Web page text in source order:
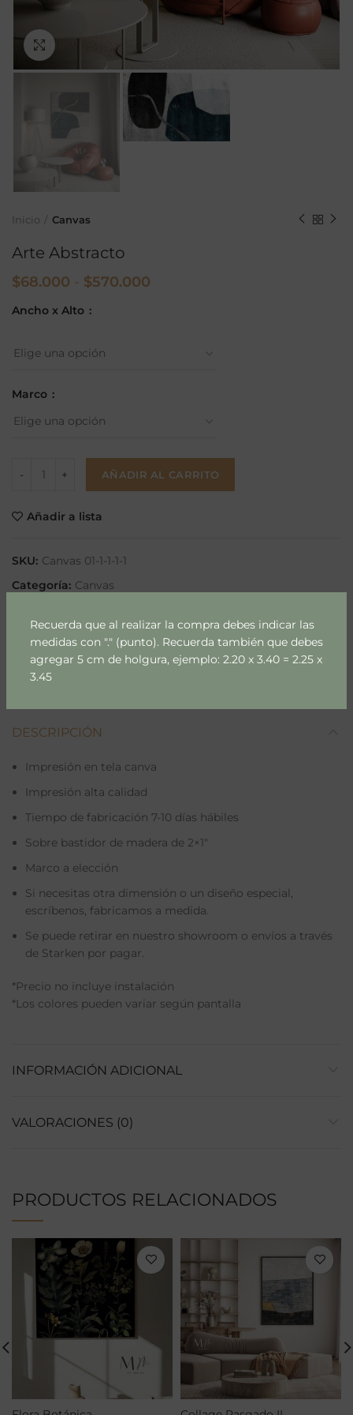
Recuerda que al realizar la compra debes indicar las
medidas con "." (punto). Recuerda también que debes
agregar 5 cm de holgura, ejemplo: 2.20 x 3.40 = 2.25 x
3.45
Inicio Canvas
Arte Abstracto
$68.000 - $570.000
Ancho x Alto
Marco
AÑADIR AL CARRITO
Añadir a lista
SKU: Canvas 01-1-1-1-1
Categoría: Canvas
cuadros abstractos
cuadros gran formato,
cuadros grandes
,
cuadros tela
Compartir
DESCRIPCIÓN
Impresión en tela canva
Impresión alta calidad
Tiempo de fabricación 7-10 días hábiles
Sobre bastidor de madera de 2×1″
Marco a elección
Si necesitas otra dimensión o un diseño especial,
escríbenos, fabricamos a medida.
Se puede retirar en nuestro showroom o envíos a través
de Starken por pagar.
*Precio no incluye instalación
*Los colores pueden variar según pantalla
INFORMACIÓN ADICIONAL
VALORACIONES (0)
PRODUCTOS RELACIONADOS